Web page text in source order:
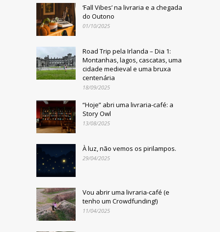
‘Fall Vibes’ na livraria e a chegada
do Outono
01/10/2025
Road Trip pela Irlanda – Dia 1:
Montanhas, lagos, cascatas, uma
cidade medieval e uma bruxa
centenária
18/09/2025
“Hoje” abri uma livraria-café: a
Story Owl
13/08/2025
À luz, não vemos os pirilampos.
29/04/2025
Vou abrir uma livraria-café (e
tenho um Crowdfunding!)
11/04/2025